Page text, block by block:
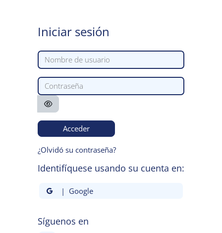
Iniciar sesión
Nombre de usuario
Contraseña
Acceder
¿Olvidó su contraseña?
Identifíquese usando su cuenta en:
| Google
Síguenos en